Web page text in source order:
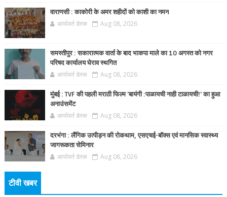
वाराणसी : काकोरी के अमर शहीदों को काशी का नमन
आर्यावर्त डेस्क Aug 08, 2026
समस्तीपुर : सकारात्मक वार्ता के बाद भाकपा माले का 10 अगस्त को नगर
परिषद कार्यालय घेराव स्थगित
आर्यावर्त डेस्क Aug 08, 2026
मुंबई : TVF की पहली मराठी फिल्म 'बायंगी :पाळायची नाही टाळायची!' का हुआ
अनाउंसमेंट
आर्यावर्त डेस्क Aug 08, 2026
दरभंगा : लैंगिक उत्पीड़न की रोकथाम, एसएचई-बॉक्स एवं मानसिक स्वास्थ्य
जागरूकता सेमिनार
आर्यावर्त डेस्क Aug 08, 2026
टीवी खबर